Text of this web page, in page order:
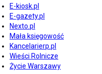
E-kiosk.pl
E-gazety.pl
Nexto.pl
Mała księgowość
Kancelarierp.pl
Wieści Rolnicze
Życie Warszawy